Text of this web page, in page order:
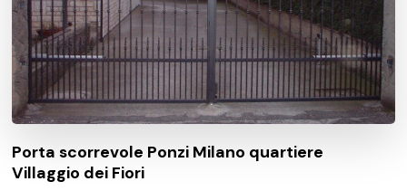
Porta scorrevole Ponzi Milano quartiere
Villaggio dei Fiori